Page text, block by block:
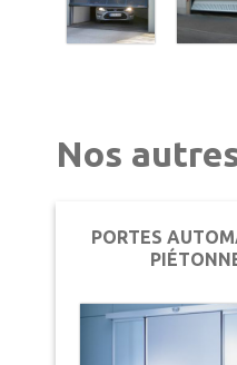
Nos
PORTES